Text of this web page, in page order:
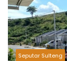
Seputar Sulteng